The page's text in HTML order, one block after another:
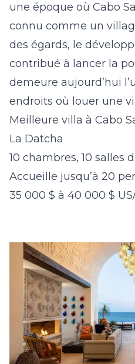
une époque où Cabo
connu comme un
des égards, le
contribué à lancer la
demeure aujourd’hui
endroits où louer une
Meilleure villa à Cabo
La Datcha
10 chambres, 10 salles
Accueille jusqu’à 20
35 000 $ à 40 000 $